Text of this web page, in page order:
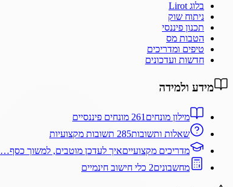
בלוג Lirot
ניתוח שוק
תכנון פיננסי
הטבות מס
טיפים ומדריכים
חדשות ועדכונים
מידע ולמידה
מילון מונחים 261 מונחים פיננסיים
שאלות ותשובות285 תשובות מקצועיות
מדריכים מקצועייםאיך לעדכן מוטבים, למשוך כסף…
מחשבונים2 כלי חישוב חינמיים